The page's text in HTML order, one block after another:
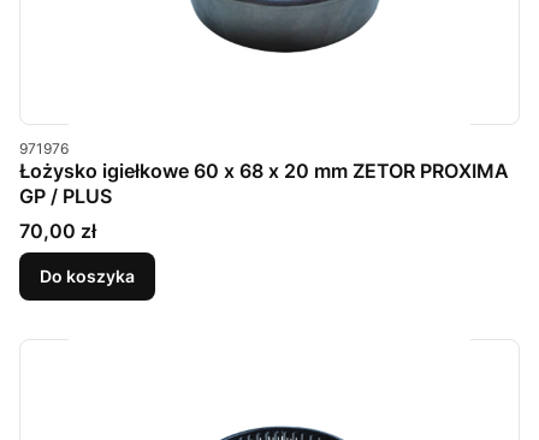
Kod produktu
971976
Łożysko igiełkowe 60 x 68 x 20 mm ZETOR PROXIMA
GP / PLUS
Cena
70,00 zł
Do koszyka